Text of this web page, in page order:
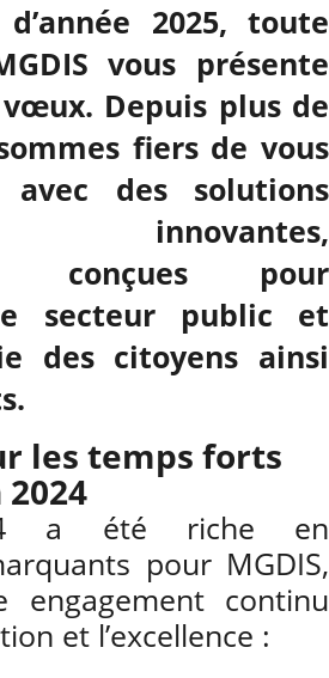
2025, toute
vous présente
Depuis plus de
fiers de vous
avec des solutions
innovantes,
conçues pour
secteur public et
des citoyens ainsi
les temps forts
2024
a été riche en
pour MGDIS,
engagement continu
et l’excellence :